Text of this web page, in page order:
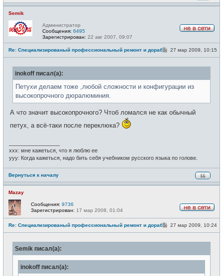
Semik
в
с
е
Администратор
Сообщения: 6495
Зарегистрирован: 22 авг 2007, 09:07
Re: Специализированый профессиональный ремонт и доработка велоси
С
б
е
н
и
27 мар 2009, 10:15
inokoff писал(а):
Петухи делаем тоже ,любой сложности и конфигурации из
высокопрочного дюралюминия.
А что значит высокопрочного? Чтоб ломался не как обычный
петух, а всё-таки после переклюка?
xxx: мне кажеться, что я люблю ее
yyy: Когда кажеться, надо бить себя учебником русского языка по голове.
Вернуться к началу
Mazay
е
в
с
Сообщения: 9736
Зарегистрирован: 17 мар 2008, 01:04
Re: Специализированый профессиональный ремонт и доработка велоси
С
б
е
н
е
27 мар 2009, 10:24
Semik писал(а):
inokoff писал(а):